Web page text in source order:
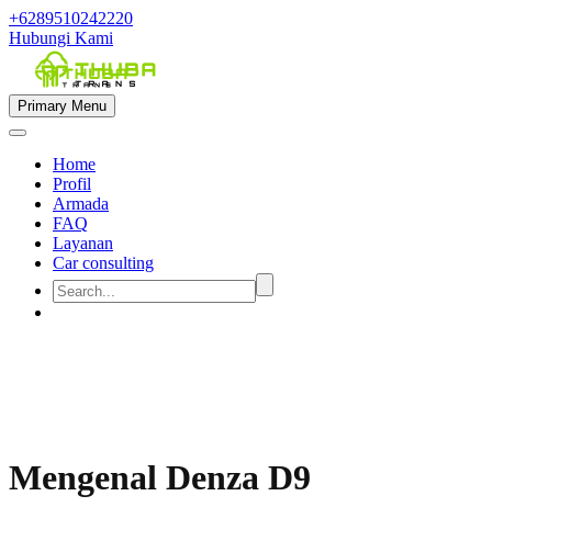
+6289510242220
Hubungi Kami
Primary Menu
Home
Profil
Armada
FAQ
Layanan
Car consulting
Mengenal Denza D9